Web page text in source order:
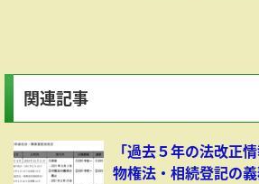
関連記事
「過去５年の法改正
物権法・相続登記の義